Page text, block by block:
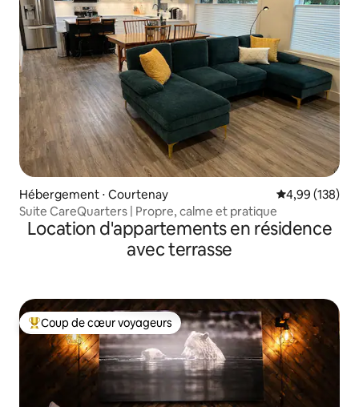
Hébergement ⋅ Courtenay Évaluation
4,99 (138)
Suite CareQuarters | Propre, calme et pratique
Location d'appartements en résidence
avec terrasse
Coups de cœur voyageurs les plus appréciés
Coup de cœur voyageurs